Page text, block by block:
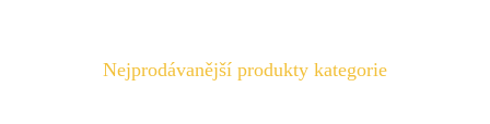
Nejprodávanější produkty kategorie